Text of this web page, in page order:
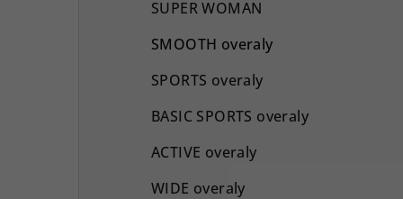
SUPER WOMAN
SMOOTH overaly
SPORTS overaly
BASIC SPORTS overaly
ACTIVE overaly
WIDE overaly